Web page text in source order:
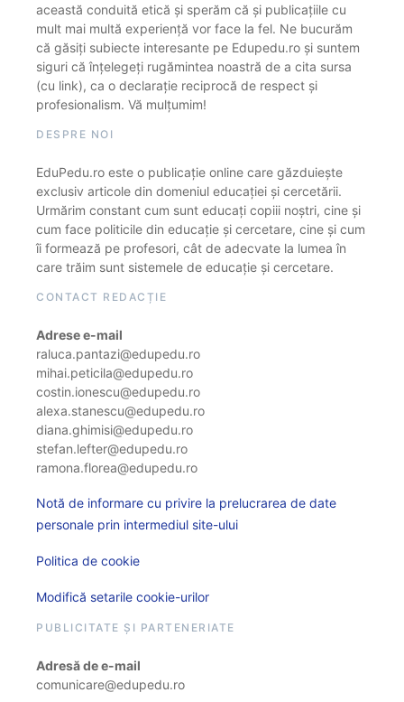
această conduită etică și sperăm că și publicațiile cu
mult mai multă experiență vor face la fel. Ne bucurăm
că găsiți subiecte interesante pe Edupedu.ro și suntem
siguri că înțelegeți rugămintea noastră de a cita sursa
(cu link), ca o declarație reciprocă de respect și
profesionalism. Vă mulțumim!
DESPRE NOI
EduPedu.ro este o publicație online care găzduiește
exclusiv articole din domeniul educației și cercetării.
Urmărim constant cum sunt educați copiii noștri, cine și
cum face politicile din educație și cercetare, cine și cum
îi formează pe profesori, cât de adecvate la lumea în
care trăim sunt sistemele de educație și cercetare.
CONTACT REDACȚIE
Adrese e-mail
raluca.pantazi@edupedu.ro
mihai.peticila@edupedu.ro
costin.ionescu@edupedu.ro
alexa.stanescu@edupedu.ro
diana.ghimisi@edupedu.ro
stefan.lefter@edupedu.ro
ramona.florea@edupedu.ro
Notă de informare cu privire la prelucrarea de date
personale prin intermediul site-ului
Politica de cookie
Modifică setarile cookie-urilor
PUBLICITATE ȘI PARTENERIATE
Adresă de e-mail
comunicare@edupedu.ro